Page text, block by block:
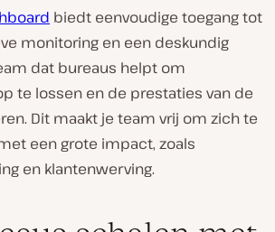
biedt eenvoudige toegang tot
monitoring en een deskundig
dat bureaus helpt om
te lossen en de prestaties van de
Dit maakt je team vrij om zich te
een grote impact, zoals
en klantenwerving.